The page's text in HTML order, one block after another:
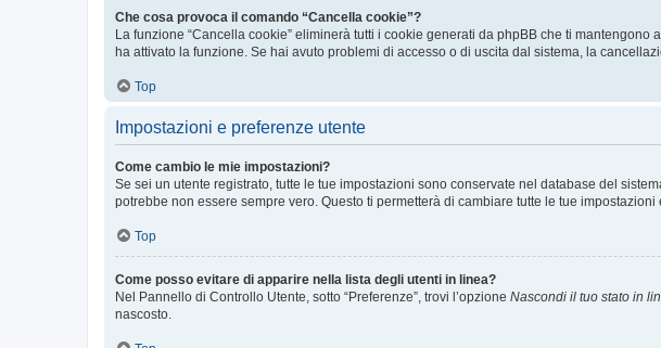
Che cosa provoca il comando “Cancella cookie”?
La funzione “Cancella cookie” eliminerà tutti i cookie generati da phpBB che ti
ha attivato la funzione. Se hai avuto problemi di accesso o di uscita dal sistema, la
Top
Impostazioni e preferenze utente
Come cambio le mie impostazioni?
Se sei un utente registrato, tutte le tue impostazioni sono conservate nel database del
potrebbe non essere sempre vero. Questo ti permetterà di cambiare tutte le tue impostazioni
Top
Come posso evitare di apparire nella lista degli utenti in linea?
Nel Pannello di Controllo Utente, sotto “Preferenze”, trovi l’opzione Nascondi il tuo stato in
nascosto.